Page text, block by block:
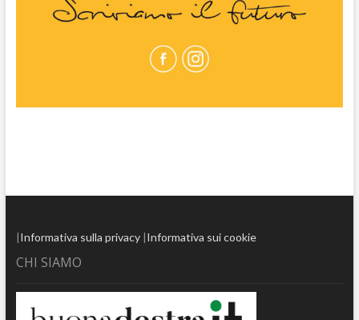
|Informativa sulla privacy|Informativa sui cookie
CHI SIAMO